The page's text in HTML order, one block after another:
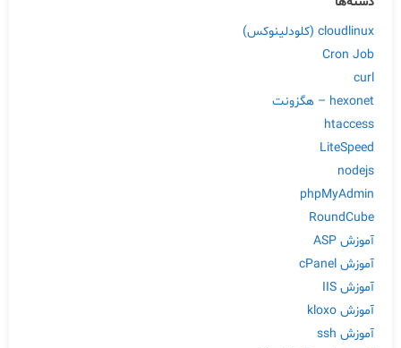
cloudlinux (کلودلینوکس)
Cron Job
curl
hexonet – هگزونت
htaccess
LiteSpeed
nodejs
phpMyAdmin
RoundCube
آموزش ASP
آموزش cPanel
آموزش IIS
آموزش kloxo
آموزش ssh